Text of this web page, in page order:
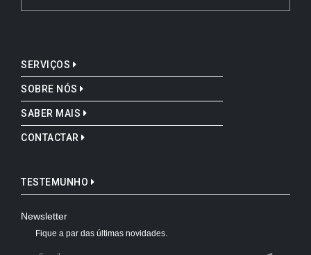
SERVIÇOS
SOBRE NÓS
SABER MAIS
CONTACTAR
TESTEMUNHO
Newsletter
Fique a par das últimas novidades.